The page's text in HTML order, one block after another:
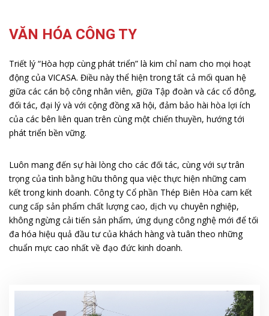
VĂN HÓA CÔNG TY
Triết lý “Hòa hợp cùng phát triển” là kim chỉ nam cho mọi hoạt
động của VICASA. Điều này thể hiện trong tất cả mối quan hệ
giữa các cán bộ công nhân viên, giữa Tập đoàn và các cổ đông,
đối tác, đại lý và với cộng đồng xã hội, đảm bảo hài hòa lợi ích
của các bên liên quan trên cùng một chiến thuyền, hướng tới
phát triển bền vững.
Luôn mang đến sự hài lòng cho các đối tác, cùng với sự trân
trọng của tình bằng hữu thông qua việc thực hiện những cam
kết trong kinh doanh. Công ty Cổ phần Thép Biên Hòa cam kết
cung cấp sản phẩm chất lượng cao, dịch vụ chuyên nghiệp,
không ngừng cải tiến sản phẩm, ứng dụng công nghệ mới để tối
đa hóa hiệu quả đầu tư của khách hàng và tuân theo những
chuẩn mực cao nhất về đạo đức kinh doanh.